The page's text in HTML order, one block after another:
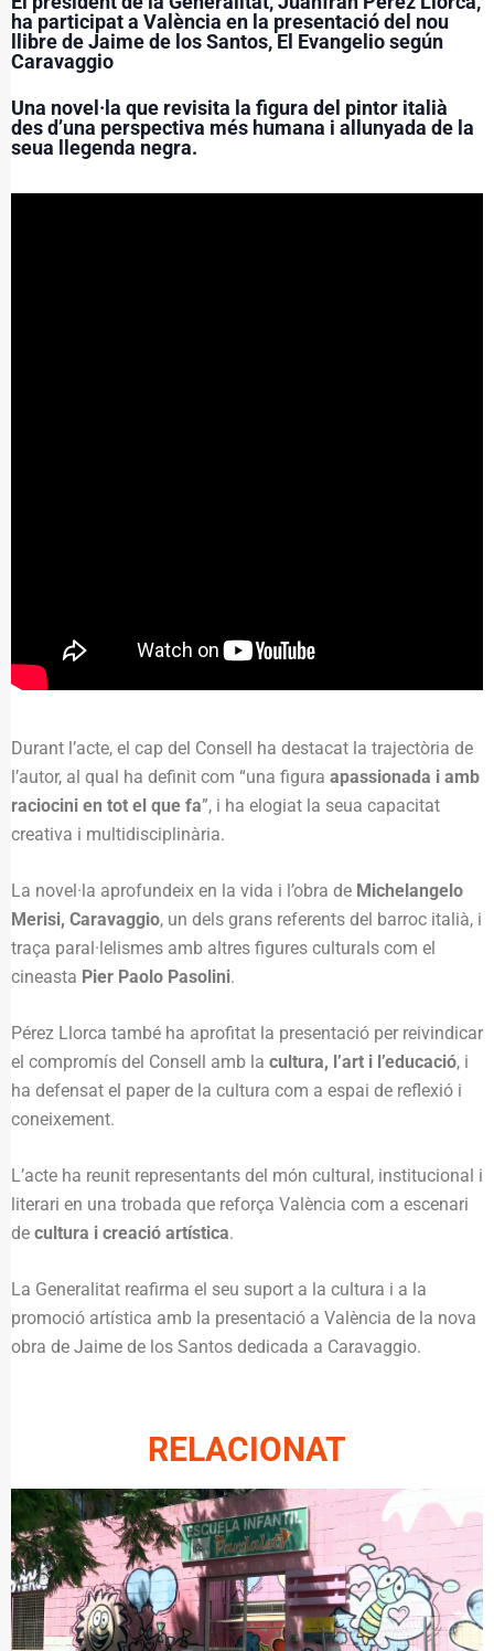
ha participat a València en la presentació del nou
llibre de Jaime de los Santos, El Evangelio según
Caravaggio
Una novel·la que revisita la figura del pintor italià
des d’una perspectiva més humana i allunyada de la
seua llegenda negra.
Durant l’acte, el cap del Consell ha destacat la trajectòria de
l’autor, al qual ha definit com “una figura apassionada i amb
raciocini en tot el que fa”, i ha elogiat la seua capacitat
creativa i multidisciplinària.
La novel·la aprofundeix en la vida i l’obra de Michelangelo
Merisi, Caravaggio, un dels grans referents del barroc italià, i
traça paral·lelismes amb altres figures culturals com el
cineasta Pier Paolo Pasolini.
Pérez Llorca també ha aprofitat la presentació per reivindicar
el compromís del Consell amb la cultura, l’art i l’educació, i
ha defensat el paper de la cultura com a espai de reflexió i
coneixement.
L’acte ha reunit representants del món cultural, institucional i
literari en una trobada que reforça València com a escenari
de cultura i creació artística.
La Generalitat reafirma el seu suport a la cultura i a la
promoció artística amb la presentació a València de la nova
obra de Jaime de los Santos dedicada a Caravaggio.
RELACIONAT